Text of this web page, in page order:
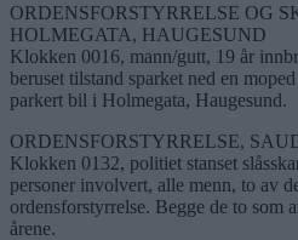
ORDENSFORSTYRRELSE OG
HOLMEGATA, HAUGESUND
Klokken 0016, mann/gutt, 19 år
beruset tilstand sparket ned en
parkert bil i Holmegata, Haugesund.
ORDENSFORSTYRRELSE,
Klokken 0132, politiet stanset
personer involvert, alle menn, to av
ordensforstyrrelse. Begge de to som
årene.